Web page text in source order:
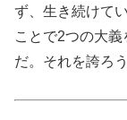
ず、生き続けて
ことで2つの大
だ。それを誇ろ